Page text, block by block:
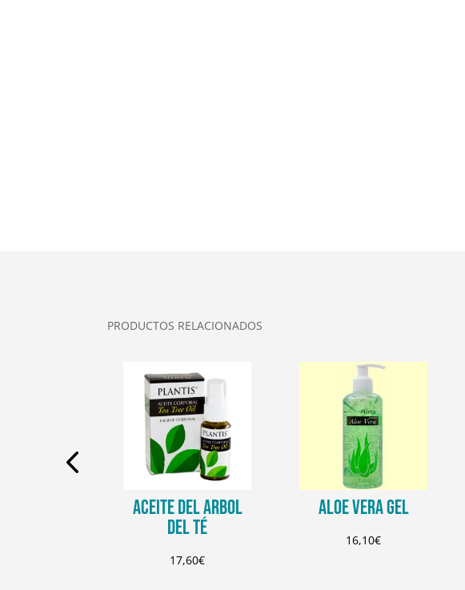
PRODUCTOS RELACIONADOS
ACEITE DEL ARBOL
DEL TÉ
17,60€
ALOE VERA GEL
16,10€